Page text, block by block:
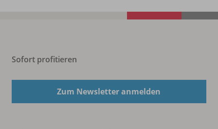
Sofort profitieren
Zum Newsletter anmelden